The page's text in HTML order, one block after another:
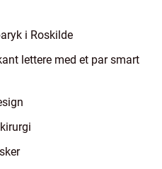
i Roskilde
lettere med et par smart